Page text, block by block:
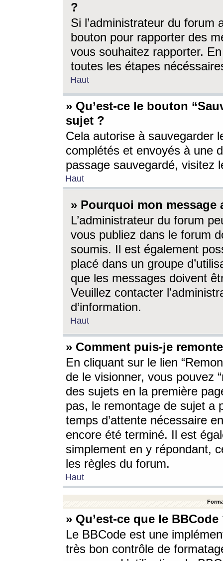
?
Si l’administrateur du forum
bouton pour rapporter des
vous souhaitez rapporter.
toutes les étapes
Haut
» Qu’est-ce le bouton
sujet ?
Cela autorise à sauvegarder
complétés et envoyés à une
passage sauvegardé, visitez
Haut
» Pourquoi mon message
L’administrateur du forum
vous publiez dans le forum
soumis. Il est également
placé dans un groupe
que les messages doivent
Veuillez contacter
d’information.
Haut
» Comment puis-je
En cliquant sur le lien
de le visionner, vous pouvez
des sujets en la première
pas, le remontage de sujet a
temps d’attente nécessaire
encore été terminé. Il est
simplement en y répondant,
les règles du forum.
Haut
» Qu’est-ce que le BBCode
Le BBCode est une
très bon contrôle de